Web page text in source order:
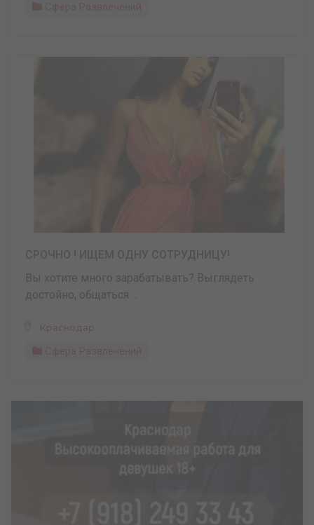
Сфера Развлечений
Вы хотите много зарабатывать? Выглядеть
достойно, общаться ...
Краснодар
Сфера Развлечений